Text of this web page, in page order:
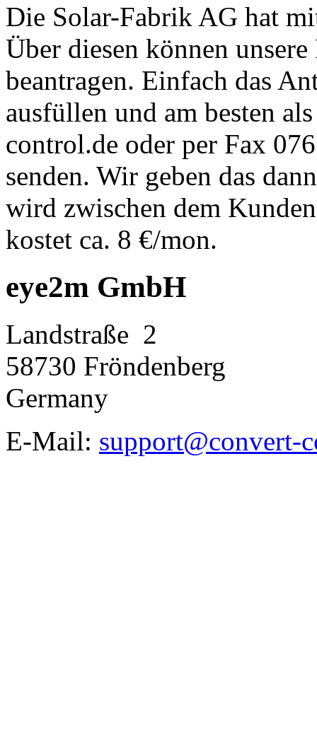
Die Solar-Fabrik AG hat
Über diesen können
beantragen. Einfach das
ausfüllen und am besten
control.de oder per Fax
senden. Wir geben das
wird zwischen dem
kostet ca. 8 €/mon.
eye2m GmbH
Landstraße 2
58730 Fröndenberg
Germany
E-Mail: support@convert-